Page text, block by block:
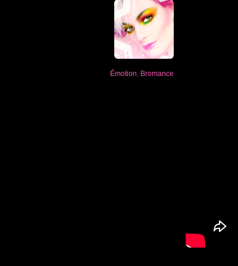
Émotion Bromance